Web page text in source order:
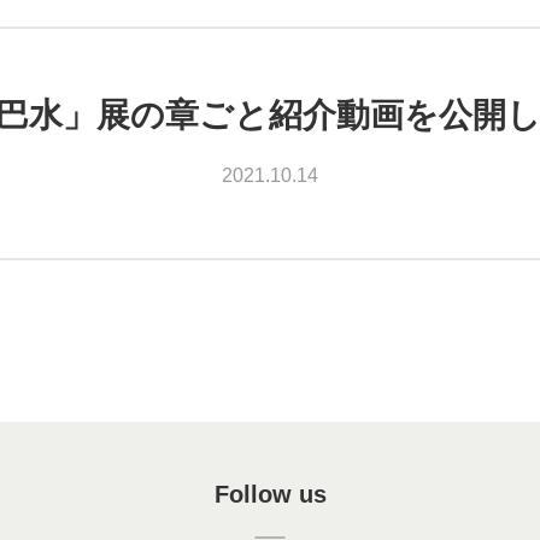
水」展の章ごと紹介動画を公開
2021.10.14
Follow us